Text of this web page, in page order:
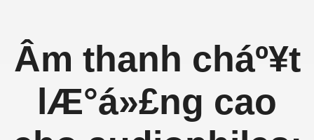
Âm thanh cháº¥t
lÆ°á»£ng cao